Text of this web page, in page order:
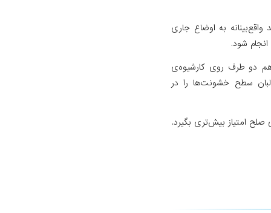
به اوضاع جاری
شود.
دو طرف روی کارشیوه‌ی
سطح خشونت‌ها را در
صلح امتیاز بیش‌تری بگیرد.